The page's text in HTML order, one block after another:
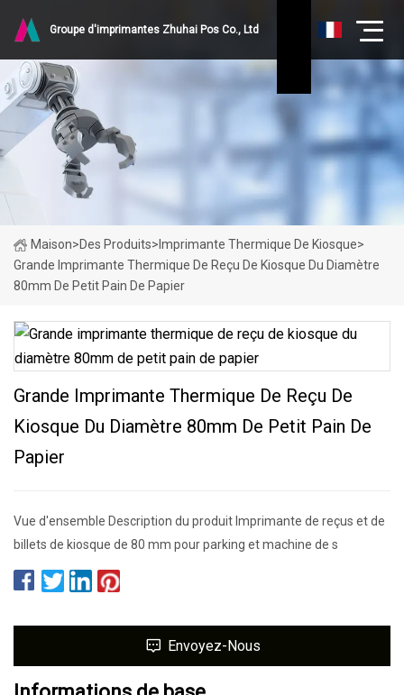
Groupe d'imprimantes Zhuhai Pos Co., Ltd
Maison>Des Produits> Imprimante Thermique De Kiosque>
Grande Imprimante Thermique De Reçu De Kiosque Du Diamètre
80mm De Petit Pain De Papier
Grande Imprimante Thermique De Reçu De
Kiosque Du Diamètre 80mm De Petit Pain De
Papier
Vue d'ensemble Description du produit Imprimante de reçus et de
billets de kiosque de 80 mm pour parking et machine de s
Envoyez-Nous